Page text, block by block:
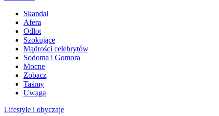
Skandal
Afera
Odlot
Szokujące
Mądrości celebrytów
Sodoma i Gomora
Mocne
Zobacz
Taśmy
Uwaga
Lifestyle i obyczaje